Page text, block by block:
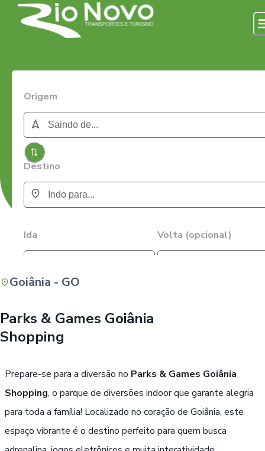
Origem
Destino
Ida Volta (opcional)
Goiânia - GO
Parks & Games Goiânia
Shopping
Prepare-se para a diversão no Parks & Games Goiânia
Shopping, o parque de diversões indoor que garante alegria
para toda a família! Localizado no coração de Goiânia, este
espaço vibrante é o destino perfeito para quem busca